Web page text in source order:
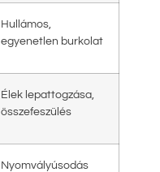
Hullámos,
egyenetlen burkolat
Élek lepattogzása,
összefeszülés
Nyomvályúsodás